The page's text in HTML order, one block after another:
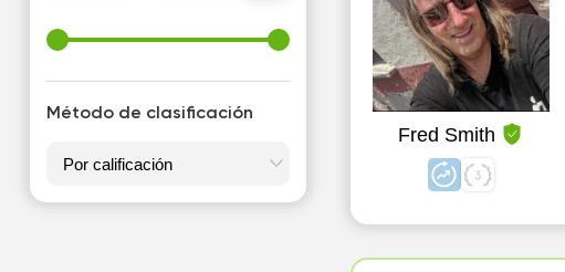
Fred Smith
Método de clasificación